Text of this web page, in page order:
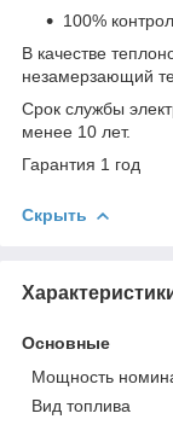
100%
В качестве
незамерзающий
Срок службы
менее 10 лет.
Гарантия 1 год
Скрыть
Основные
Мощность
Вид топлива